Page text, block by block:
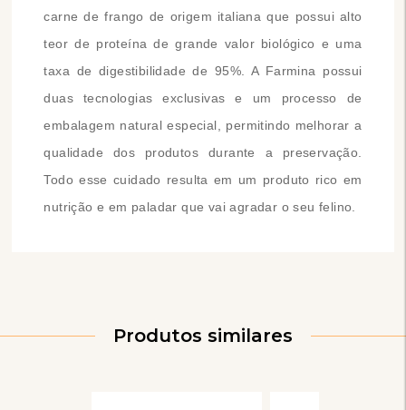
carne de frango de origem italiana que possui alto
teor de proteína de grande valor biológico e uma
taxa de digestibilidade de 95%. A Farmina possui
duas tecnologias exclusivas e um processo de
embalagem natural especial, permitindo melhorar a
qualidade dos produtos durante a preservação.
Todo esse cuidado resulta em um produto rico em
nutrição e em paladar que vai agradar o seu felino.
Produtos similares